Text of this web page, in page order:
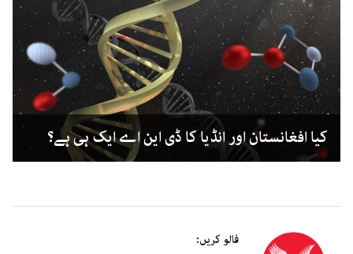
کیا افغانستان اور انڈیا کا ڈی این اے ایک ہی ہے؟
فالو کریں: